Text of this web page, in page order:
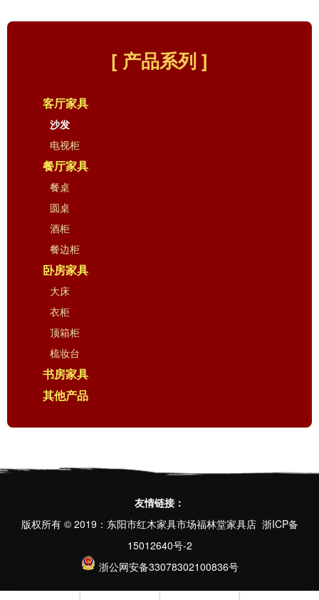
[ 产品系列 ]
客厅家具
沙发
电视柜
餐厅家具
餐桌
圆桌
酒柜
餐边柜
卧房家具
大床
衣柜
顶箱柜
梳妆台
书房家具
其他产品
友情链接：
版权所有 © 2019：东阳市红木家具市场福林堂家具店 浙ICP备
15012640号-2
浙公网安备33078302100836号